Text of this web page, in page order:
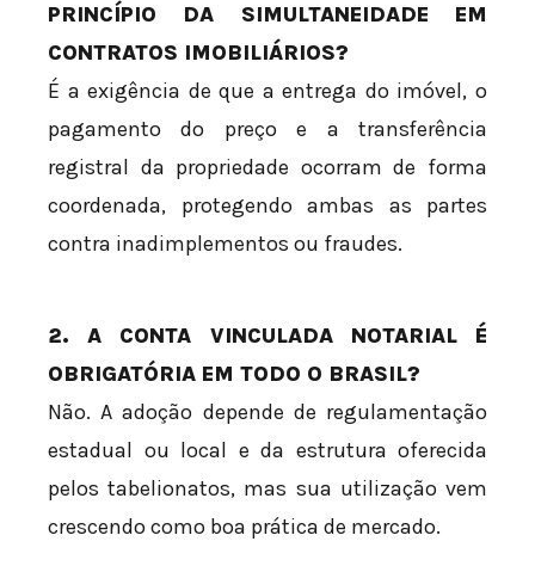
PRINCÍPIO DA SIMULTANEIDADE EM
CONTRATOS IMOBILIÁRIOS?
É a exigência de que a entrega do imóvel, o
pagamento do preço e a transferência
registral da propriedade ocorram de forma
coordenada, protegendo ambas as partes
contra inadimplementos ou fraudes.
2. A CONTA VINCULADA NOTARIAL É
OBRIGATÓRIA EM TODO O BRASIL?
Não. A adoção depende de regulamentação
estadual ou local e da estrutura oferecida
pelos tabelionatos, mas sua utilização vem
crescendo como boa prática de mercado.